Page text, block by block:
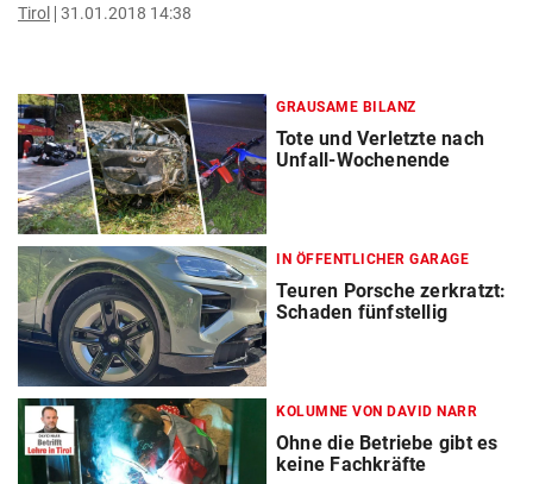
Tirol 31.01.2018 14:38
GRAUSAME BILANZ
Tote und Verletzte nach
Unfall-Wochenende
IN ÖFFENTLICHER GARAGE
Teuren Porsche zerkratzt:
Schaden fünfstellig
KOLUMNE VON DAVID NARR
Ohne die Betriebe gibt es
keine Fachkräfte